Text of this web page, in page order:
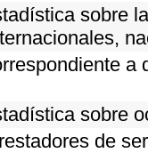
sobre
sobre
de